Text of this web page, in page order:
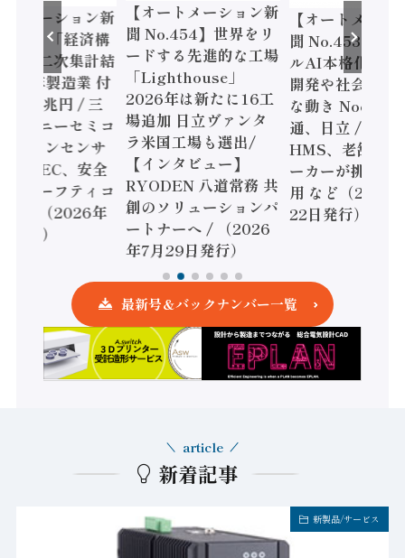
トメーション新
】「経済構
調査二次集計結
年製造業 付
額86兆円 / 三
とソニーセミコ
ジョンセンサ
/ IDEC、安全
すセーフティコ
ーラ（2026年
発行）
【オートメーション新
聞 No.454】世界をリ
ードする先進的な工場
「Lighthouse」
2026年は新たに16工
場追加 日立ヴァンタ
ラ米国工場も選出/
【インタビュー】
RYODEN 八道常務 共
創のソリューションパ
ートナーへ / （2026
年7月29日発行）
【オートメーシ
聞 No.453】フ
ルAI本格化へ
開発や社会実装
な動き Noetra
通、日立 / 兵神
HMS、老舗ポ
ーカーが挑むデ
用 など（2026
22日発行）
最新号＆バックナンバー一覧
新着記事
article
新製品/サービス